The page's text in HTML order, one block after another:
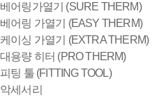
베어링가열기 (SURE THERM)
베어링 가열기 (EASY THERM)
케이싱 가열기 (EXTRA THERM)
대용량 히터 (PRO THERM)
피팅 툴 (FITTING TOOL)
악세서리